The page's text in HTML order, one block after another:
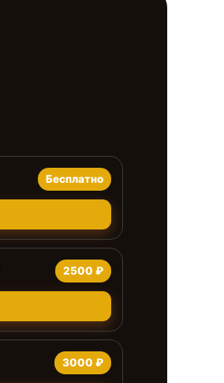
Бесплатно
2500 ₽
3000 ₽